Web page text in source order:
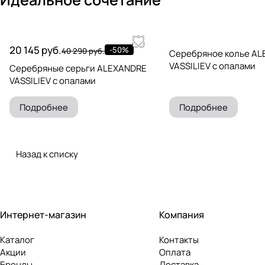
20 145 руб.40 290 руб. -50%
Серебряные серьги ALEXANDRE
VASSILIEV с опалами
Подробнее
Серебряное колье
VASSILIEV с опалами
Подробнее
Назад к списку
Интернет-магазин
Каталог
Акции
Компания
Контакты
Оплата